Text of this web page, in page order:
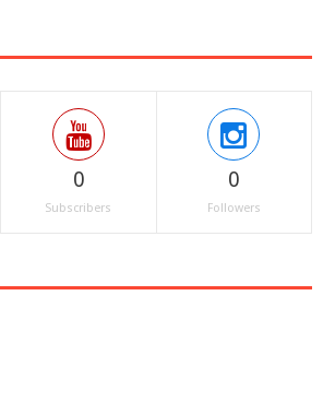
0
Subscribers
0
Followers